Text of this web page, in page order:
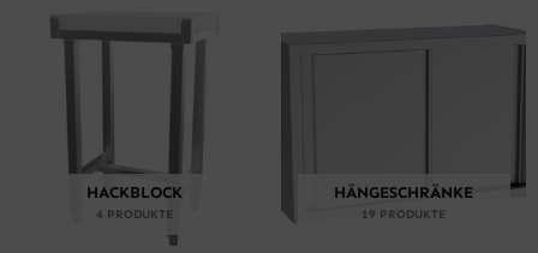
HACKBLOCK
4 PRODUKTE
HÄNGESCHRÄNKE
19 PRODUKTE